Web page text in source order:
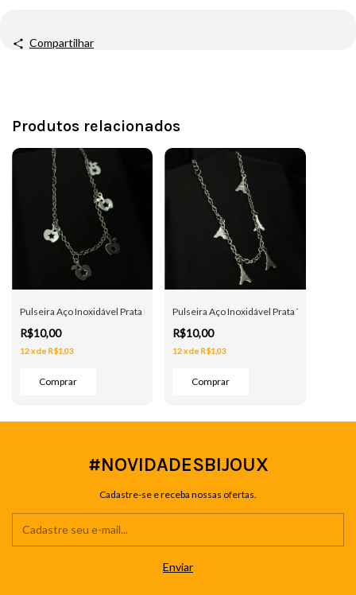
Compartilhar
Produtos relacionados
Pulseira Aço Inoxidável Prata Maçãs
R$10,00
12xde R$1,03
Pulseira Aço Inoxidável Prata Torres
R$10,00
12 xde R$1,03
#NOVIDADESBIJOUX
Cadastre-se e receba nossas ofertas.